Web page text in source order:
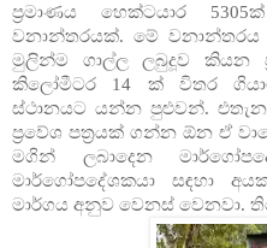
ප්‍රමාණය හෙක්ටයාර
වනාන්තරයක්. මේ
මුලින්ම ගාල්ල ලබුදූව කියන
කිලෝමීටර 14 ක් විතර
ස්ථානයට යන්න පුළුවන්.
ප්‍රවේශ පත්‍රයක් ගන්න ඕන ඒ
මගින් ලබාදෙන
මාර්ගෝපදේශකයා සඳහා
මාර්ගය අනුව වෙනස් වෙනවා.